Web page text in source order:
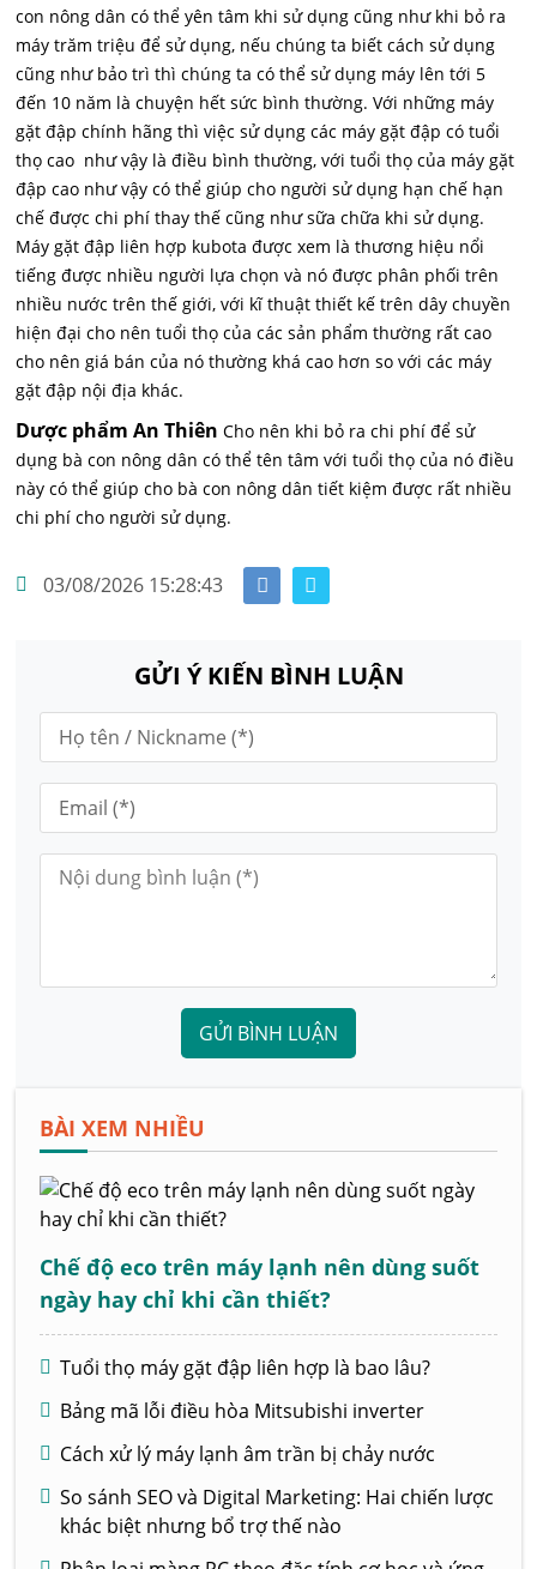
con nông dân có thể yên tâm khi sử dụng cũng như khi bỏ ra
máy trăm triệu để sử dụng, nếu chúng ta biết cách sử dụng
cũng như bảo trì thì chúng ta có thể sử dụng máy lên tới 5
đến 10 năm là chuyện hết sức bình thường. Với những máy
gặt đập chính hãng thì việc sử dụng các máy gặt đập có tuổi
thọ cao như vậy là điều bình thường, với tuổi thọ của máy gặt
đập cao như vậy có thể giúp cho người sử dụng hạn chế hạn
chế được chi phí thay thế cũng như sữa chữa khi sử dụng.
Máy gặt đập liên hợp kubota được xem là thương hiệu nổi
tiếng được nhiều người lựa chọn và nó được phân phối trên
nhiều nước trên thế giới, với kĩ thuật thiết kế trên dây chuyền
hiện đại cho nên tuổi thọ của các sản phẩm thường rất cao
cho nên giá bán của nó thường khá cao hơn so với các máy
gặt đập nội địa khác.
Dược phẩm An Thiên Cho nên khi bỏ ra chi phí để sử
dụng bà con nông dân có thể tên tâm với tuổi thọ của nó điều
này có thể giúp cho bà con nông dân tiết kiệm được rất nhiều
chi phí cho người sử dụng.
03/08/2026 15:28:43
GỬI Ý KIẾN BÌNH LUẬN
GỬI BÌNH LUẬN
BÀI XEM NHIỀU
Chế độ eco trên máy lạnh nên dùng suốt
ngày hay chỉ khi cần thiết?
Tuổi thọ máy gặt đập liên hợp là bao lâu?
Bảng mã lỗi điều hòa Mitsubishi inverter
Cách xử lý máy lạnh âm trần bị chảy nước
So sánh SEO và Digital Marketing: Hai chiến lược
khác biệt nhưng bổ trợ thế nào